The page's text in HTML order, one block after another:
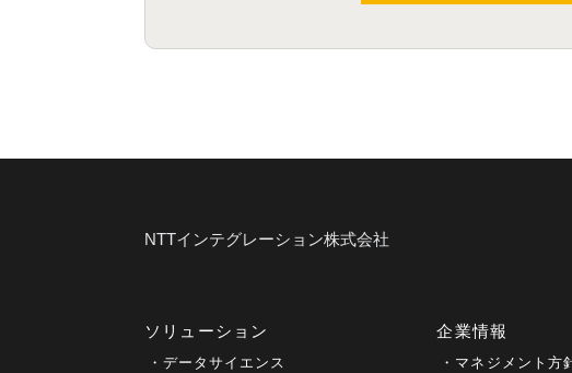
NTTインテグレーション株式会社
ソリューション
データサイエンス
企業情報
マネジメント方